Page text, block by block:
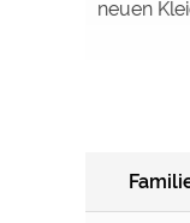
neuen